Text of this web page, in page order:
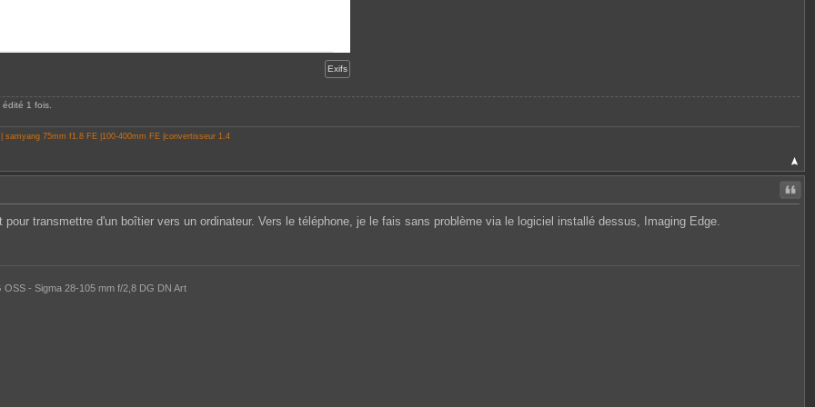
Exifs
1 fois.
75mm f1.8 FE |100-400mm FE |convertisseur 1.4
Citer
transmettre d'un boîtier vers un ordinateur. Vers le téléphone, je le fais sans problème via le logiciel installé dessus, Imaging Edge.
- Sigma 28-105 mm f/2,8 DG DN Art